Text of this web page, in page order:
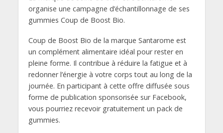
organise une campagne d’échantillonnage de ses
gummies Coup de Boost Bio.
Coup de Boost Bio de la marque Santarome est
un complément alimentaire idéal pour rester en
pleine forme. Il contribue à réduire la fatigue et à
redonner l’énergie à votre corps tout au long de la
journée. En participant à cette offre diffusée sous
forme de publication sponsorisée sur Facebook,
vous pourriez recevoir gratuitement un pack de
gummies.